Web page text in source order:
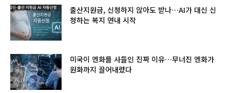
출산지원금, 신청하지 않아도 받나…AI가 대신 신
청하는 복지 연내 시작
미국이 엔화를 사들인 진짜 이유…무너진 엔화가
원화까지 끌어내렸다